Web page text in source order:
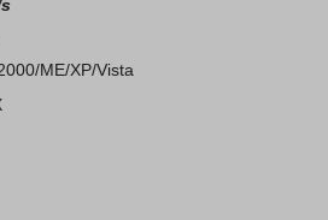
­ME/XP/Vista